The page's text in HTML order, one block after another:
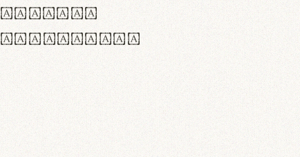
CO eoca
fontvs.com